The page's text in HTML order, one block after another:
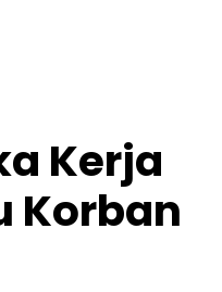
Kerja
Korban